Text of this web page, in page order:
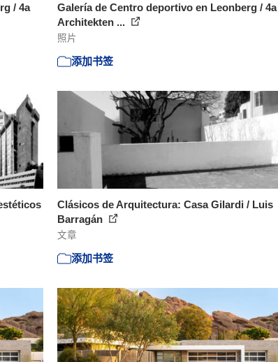
/ 4a
Galería de Centro deportivo en Leonberg / 4a
Architekten ...
照片
添加书签
Clásicos de Arquitectura: Casa Gilardi / Luis
Barragán
文章
添加书签